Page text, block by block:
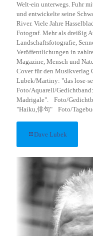
Welt-ein unterwegs. Fuhr
und entwickelte seine
River. Viele Jahre
Fotograf. Mehr als dreißig
Landschaftsfotografie,
Veröffentlichungen in
Magazine, Mensch und
Cover für den Musikverlag
Lubek/Martiny: "das lose-
Foto/Aquarell/
Madrigale". Foto/
Dave Lubek